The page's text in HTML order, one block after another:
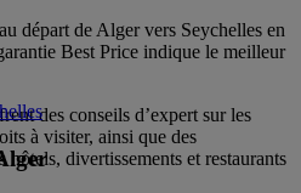
départ de Alger vers Seychelles en
Best Price indique le meilleur
des conseils d’expert sur les
à visiter, ainsi que des
divertissements et restaurants